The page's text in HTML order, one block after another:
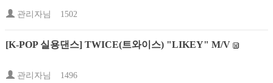
관리자님 1502
[K-POP 실용댄스] TWICE(트와이스) "LIKEY" M/V
관리자님 1496